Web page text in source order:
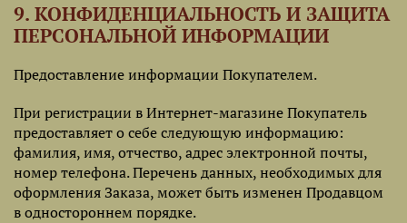
9. КОНФИДЕНЦИАЛЬНОСТЬ И ЗАЩИТА
ПЕРСОНАЛЬНОЙ ИНФОРМАЦИИ
Предоставление информации Покупателем.
При регистрации в Интернет-магазине Покупатель
предоставляет о себе следующую информацию:
фамилия, имя, отчество, адрес электронной почты,
номер телефона. Перечень данных, необходимых для
оформления Заказа, может быть изменен Продавцом
в одностороннем порядке.